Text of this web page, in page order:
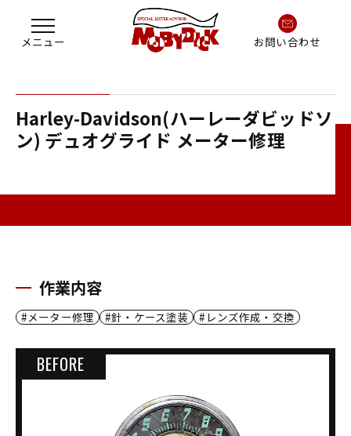
お問い合わせ
Harley-Davidson(ハーレーダビッドソ
ン) デュオグライド メーター修理
作業内容
メーター修理 針・ケース塗装 レンズ作成・交換